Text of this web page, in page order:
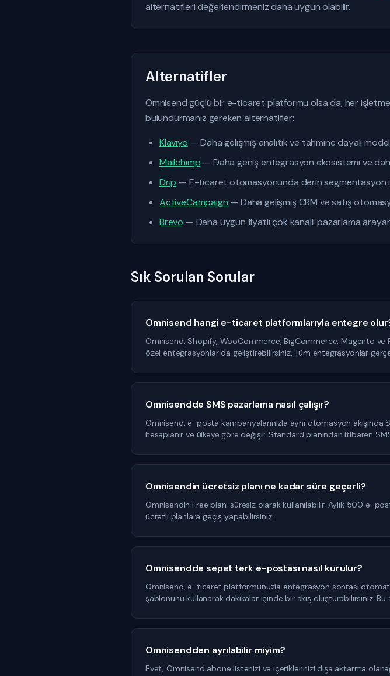
alternatifleri değerlendirmeniz daha uygun olabilir.
Alternatifler
Omnisend güçlü bir e-ticaret platformu olsa da, her
bulundurmanız gereken alternatifler:
Klaviyo — Daha gelişmiş analitik ve tahmine dayalı
Mailchimp — Daha geniş entegrasyon ekosistemi ve
Drip — E-ticaret otomasyonunda derin segmentasyon
ActiveCampaign — Daha gelişmiş CRM ve satış
Brevo — Daha uygun fiyatlı çok kanallı pazarlama
Sık Sorulan Sorular
Omnisend hangi e-ticaret platformlarıyla entegre
Omnisend, Shopify, WooCommerce, BigCommerce, Magento ve
özel entegrasyonlar da geliştirebilirsiniz. Tüm entegrasyonlar
Omnisendde SMS pazarlama nasıl çalışır?
Omnisend, e-posta kampanyalarınızla aynı otomasyon
hesaplanır ve ülkeye göre değişir. Standard planından itibaren
Omnisendin ücretsiz planı ne kadar süre geçerli?
Omnisendin Free planı süresiz olarak kullanılabilir. Aylık 500 e-
ücretli planlara geçiş yapabilirsiniz.
Omnisendde sepet terk e-postası nasıl kurulur?
Omnisend, e-ticaret platformunuzla entegrasyon sonrası
şablonunu kullanarak dakikalar içinde bir akış oluşturabilirsiniz.
Omnisendden ayrılabilir miyim?
Evet, Omnisend abone listenizi ve içeriklerinizi dışa aktarma